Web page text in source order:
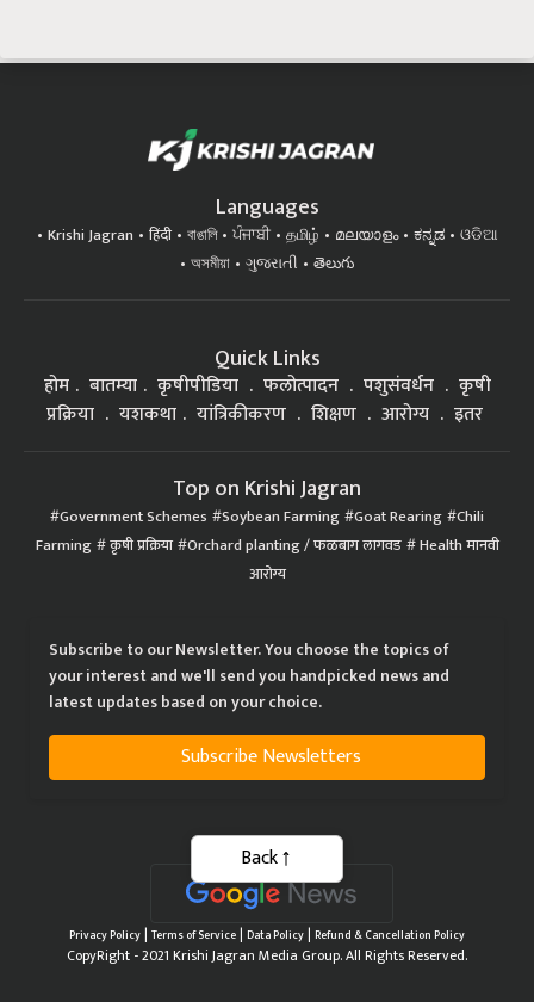
বাঙালি ਪੰਜਾਬੀ தமிழ்
অসমীয়া
ગુજરાતી తెలుగు
कृषीपीडिया फलोत्पादन
प्रक्रिया
यशकथा यांत्रिकीकरण शिक्षण आरोग्य इतर
Government Schemes Soybean Farming Goat Rearing
Farming कृषी प्रक्रिया Orchard planting / फळबाग लागवड Health मानवी
आरोग्य
your interest and we'll send you handpicked news and
latest updates based on your choice.
Subscribe Newsletters
|Data Policy |
CopyRight - 2021 Krishi Jagran Media Group. All Rights Reserved.
Back